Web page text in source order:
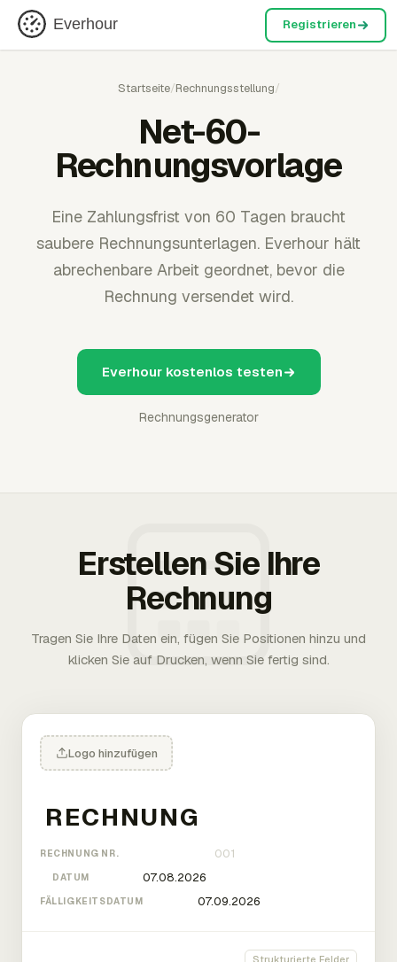
Everhour Registrieren
Startseite/Rechnungsstellung/
Net-60-
Rechnungsvorlage
Eine Zahlungsfrist von 60 Tagen braucht
saubere Rechnungsunterlagen. Everhour hält
abrechenbare Arbeit geordnet, bevor die
Rechnung versendet wird.
Everhour kostenlos testen
Rechnungsgenerator
Erstellen Sie Ihre
Rechnung
Tragen Sie Ihre Daten ein, fügen Sie Positionen hinzu und
klicken Sie auf Drucken, wenn Sie fertig sind.
Logo hinzufügen
RECHNUNG NR.
DATUM
FÄLLIGKEITSDATUM
Strukturierte Felder